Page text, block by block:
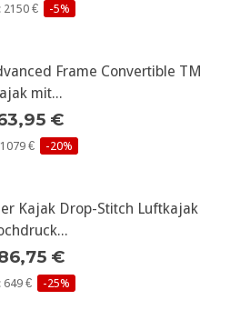
2150 € -5%
Frame Convertible TM
mit...
€
€ -20%
Kajak Drop-Stitch Luftkajak
€
649 € -25%